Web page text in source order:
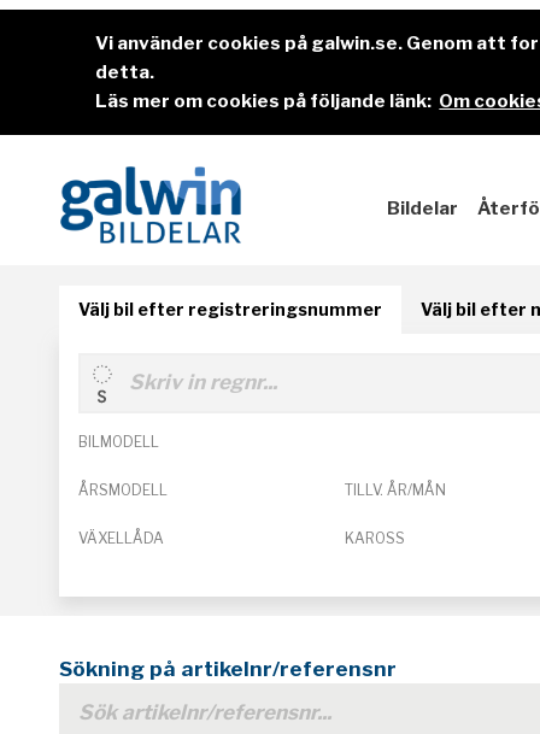
Vi använder cookies på galwin.se. Genom att
detta.
Läs mer om cookies på följande länk: Om
Bildelar
Välj bil efter registreringsnummer Välj bil efter
BILMODELL
ÅRSMODELL TILLV. ÅR/MÅN
VÄXELLÅDA KAROSS
Sökning på artikelnr/referensnr